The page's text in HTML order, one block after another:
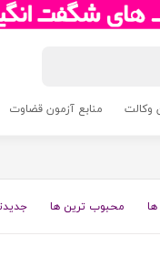
وکالت منابع آزمون قضاوت
محبوب ترین ها